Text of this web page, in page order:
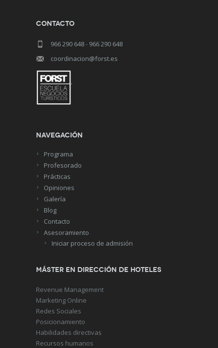
Contacto
966 290 648- 966 290 648
coordinacion@forst.es
Navegación
Programa
Profesorado
Prácticas
Opiniones
Galería
Blog
Contacto
Asesoramiento
Iniciar proceso de admisión
Máster en Dirección de Hoteles
Revenue Management
Marketing Online
Redes Sociales
Posicionamiento
Habilidades directivas
Recursos humanos